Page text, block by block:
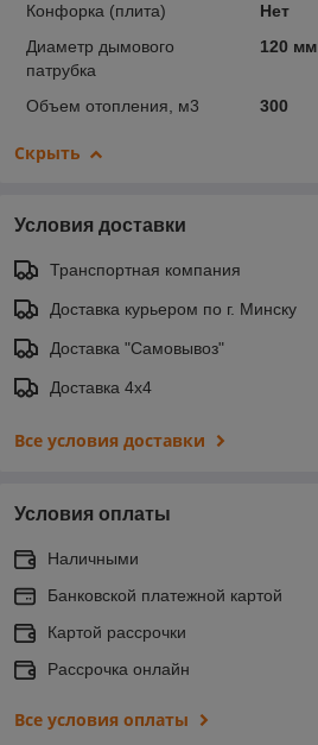
Конфорка (плита)
Нет
Диаметр дымового
патрубка
120 мм
Объем отопления, м3 300
Скрыть
Условия доставки
Транспортная компания
Доставка курьером по г. Минску
Доставка "Самовывоз"
Доставка 4х4
Все условия доставки
Условия оплаты
Наличными
Банковской платежной картой
Картой рассрочки
Рассрочка онлайн
Все условия оплаты